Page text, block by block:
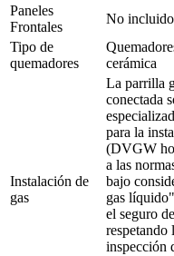
Paneles
Frontales
No
Tipo de
quemadores
cerámica
Instalación de
gas
La parrilla
conectada
para la
(DVGW
a las
bajo
gas
el seguro
respetando
inspección